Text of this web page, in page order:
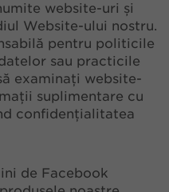
website-uri și
Website-ului nostru.
pentru politicile
sau practicile
examinați website-
suplimentare cu
confidențialitatea
de Facebook